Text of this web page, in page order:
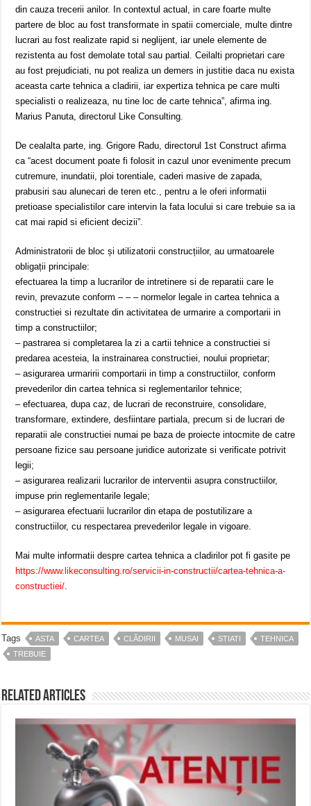
din cauza trecerii anilor. In contextul actual, in care foarte multe
partere de bloc au fost transformate in spatii comerciale, multe dintre
lucrari au fost realizate rapid si neglijent, iar unele elemente de
rezistenta au fost demolate total sau partial. Ceilalti proprietari care
au fost prejudiciati, nu pot realiza un demers in justitie daca nu exista
aceasta carte tehnica a cladirii, iar expertiza tehnica pe care multi
specialisti o realizeaza, nu tine loc de carte tehnica”, afirma ing.
Marius Panuta, directorul Like Consulting.
De cealalta parte, ing. Grigore Radu, directorul 1st Construct afirma
ca “acest document poate fi folosit in cazul unor evenimente precum
cutremure, inundatii, ploi torentiale, caderi masive de zapada,
prabusiri sau alunecari de teren etc., pentru a le oferi informatii
pretioase specialistilor care intervin la fata locului si care trebuie sa ia
cat mai rapid si eficient decizii”.
Administratorii de bloc și utilizatorii construcțiilor, au urmatoarele
obligații principale:
efectuarea la timp a lucrarilor de intretinere si de reparatii care le
revin, prevazute conform – – – normelor legale in cartea tehnica a
constructiei si rezultate din activitatea de urmarire a comportarii in
timp a constructiilor;
– pastrarea si completarea la zi a cartii tehnice a constructiei si
predarea acesteia, la instrainarea constructiei, noului proprietar;
– asigurarea urmaririi comportarii in timp a constructiilor, conform
prevederilor din cartea tehnica si reglementarilor tehnice;
– efectuarea, dupa caz, de lucrari de reconstruire, consolidare,
transformare, extindere, desfiintare partiala, precum si de lucrari de
reparatii ale constructiei numai pe baza de proiecte intocmite de catre
persoane fizice sau persoane juridice autorizate si verificate potrivit
legii;
– asigurarea realizarii lucrarilor de interventii asupra constructiilor,
impuse prin reglementarile legale;
– asigurarea efectuarii lucrarilor din etapa de postutilizare a
constructiilor, cu respectarea prevederilor legale in vigoare.
Mai multe informatii despre cartea tehnica a cladirilor pot fi gasite pe
https://www.likeconsulting.ro/servicii-in-constructii/cartea-tehnica-a-
constructiei/
Tags ASTA CARTEA CLĂDIRII MUSAI STIATI
TEHNICA
TREBUIE
Related Articles